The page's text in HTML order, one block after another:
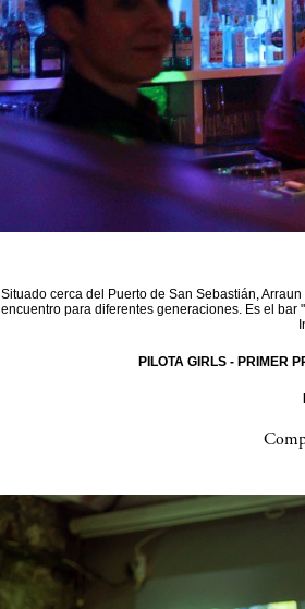
Situado cerca del Puerto de San Sebastián,
encuentro para diferentes generaciones. Es el
PILOTA GIRLS - PRIMER